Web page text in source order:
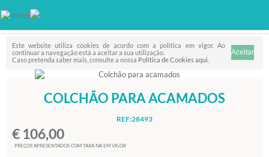
Este website utiliza cookies de acordo com a política em vigor. Ao
continuar a navegação está a aceitar a sua utilização.
Caso pretenda saber mais, consulte a nossa Política de Cookies aqui
COLCHÃO PARA ACAMADOS
REF:28493
€ 106,00
PREÇOS APRESENTADOS COM TAXA IVA EM VIGOR